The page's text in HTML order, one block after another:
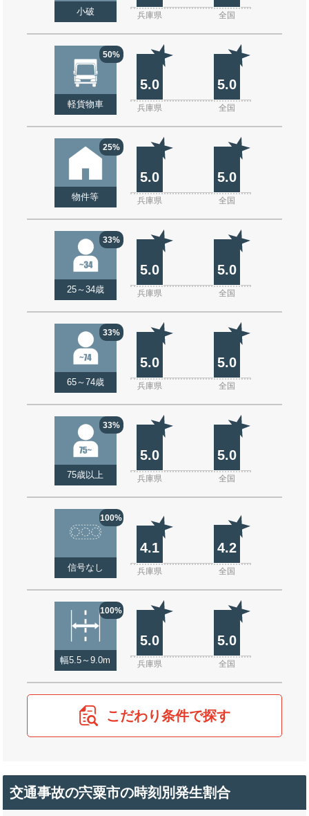
小破 兵庫県 全国
50%
軽貨物車
5.0 5.0
兵庫県 全国
25%
物件等
5.0 5.0
兵庫県 全国
33%
25～34歳
5.0 5.0
兵庫県 全国
33%
65～74歳
5.0 5.0
兵庫県 全国
33%
75歳以上
5.0 5.0
兵庫県 全国
100%
信号なし
4.1 4.2
兵庫県 全国
100%
幅5.5～9.0m
5.0 5.0
兵庫県 全国
こだわり条件で探す
交通事故の宍粟市の時刻別発生割合